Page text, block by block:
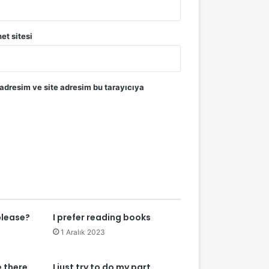
sitesi
ve site adresim bu tarayıcıya
I prefer reading books
1 Aralık 2023